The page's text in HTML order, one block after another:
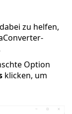
zu helfen,
Option
klicken, um